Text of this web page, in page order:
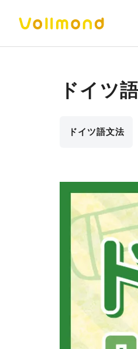
ドイツ
ドイツ語文法